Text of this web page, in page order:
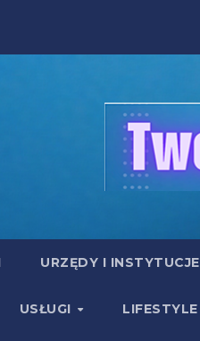
URZĘDY I INSTYTUCJE
USŁUGI LIFESTYLE